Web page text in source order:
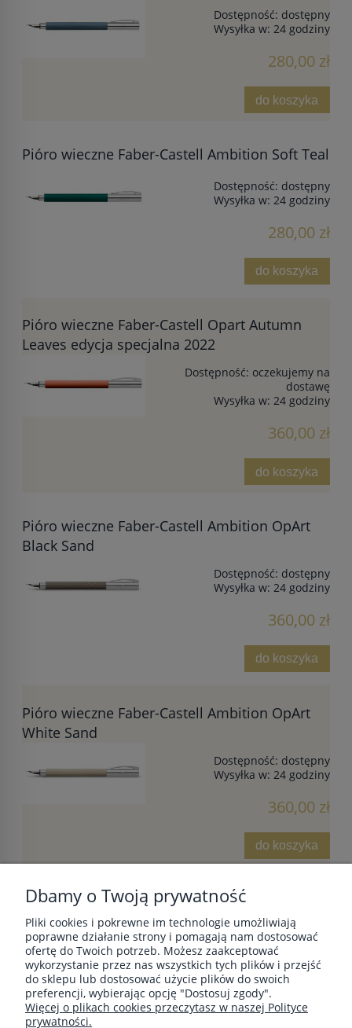
Dostępność: dostępny
Wysyłka w: 24 godziny
280,00 zł
do koszyka
Pióro wieczne Faber-Castell Ambition Soft Teal
Dostępność: dostępny
Wysyłka w: 24 godziny
280,00 zł
do koszyka
Pióro wieczne Faber-Castell Opart Autumn
Leaves edycja specjalna 2022
Dostępność: oczekujemy na
dostawę
Wysyłka w: 24 godziny
360,00 zł
do koszyka
Pióro wieczne Faber-Castell Ambition OpArt
Black Sand
Dostępność: dostępny
Wysyłka w: 24 godziny
360,00 zł
do koszyka
Pióro wieczne Faber-Castell Ambition OpArt
White Sand
Dostępność: dostępny
Wysyłka w: 24 godziny
360,00 zł
do koszyka
POMOC
MOJE KONTO
Dbamy o Twoją prywatność
Pliki cookies i pokrewne im technologie umożliwiają
poprawne działanie strony i pomagają nam dostosować
ofertę do Twoich potrzeb. Możesz zaakceptować
wykorzystanie przez nas wszystkich tych plików i przejść
do sklepu lub dostosować użycie plików do swoich
preferencji, wybierając opcję "Dostosuj zgody".
Więcej o plikach cookies przeczytasz w naszej Polityce
prywatności.